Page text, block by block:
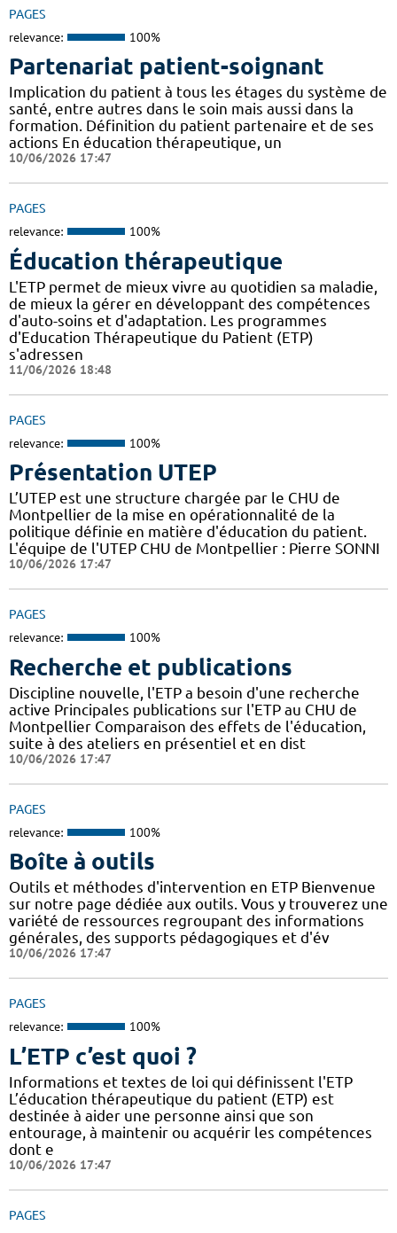
PAGES
relevance: 100%
Partenariat patient-soignant
Implication du patient à tous les étages du système de
santé, entre autres dans le soin mais aussi dans la
formation. Définition du patient partenaire et de ses
actions En éducation thérapeutique, un
10/06/2026 17:47
PAGES
relevance: 100%
Éducation thérapeutique
L'ETP permet de mieux vivre au quotidien sa maladie,
de mieux la gérer en développant des compétences
d'auto-soins et d'adaptation. Les programmes
d'Education Thérapeutique du Patient (ETP)
s'adressen
11/06/2026 18:48
PAGES
relevance: 100%
Présentation UTEP
L’UTEP est une structure chargée par le CHU de
Montpellier de la mise en opérationnalité de la
politique définie en matière d'éducation du patient.
L'équipe de l'UTEP CHU de Montpellier : Pierre SONNI
10/06/2026 17:47
PAGES
relevance: 100%
Recherche et publications
Discipline nouvelle, l'ETP a besoin d'une recherche
active Principales publications sur l'ETP au CHU de
Montpellier Comparaison des effets de l'éducation,
suite à des ateliers en présentiel et en dist
10/06/2026 17:47
PAGES
relevance: 100%
Boîte à outils
Outils et méthodes d'intervention en ETP Bienvenue
sur notre page dédiée aux outils. Vous y trouverez une
variété de ressources regroupant des informations
générales, des supports pédagogiques et d'év
10/06/2026 17:47
PAGES
relevance: 100%
L’ETP c’est quoi ?
Informations et textes de loi qui définissent l'ETP
L’éducation thérapeutique du patient (ETP) est
destinée à aider une personne ainsi que son
entourage, à maintenir ou acquérir les compétences
dont e
10/06/2026 17:47
PAGES